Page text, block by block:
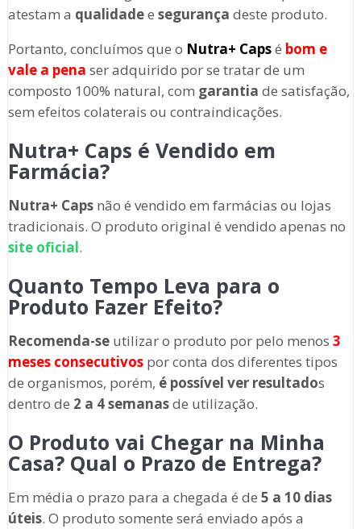
atestam a qualidadee segurança deste produto.
Portanto, concluímos que o Nutra+ Capsé bom e
vale a pena ser adquirido por se tratar de um
composto 100% natural, com garantia de satisfação,
sem efeitos colaterais ou contraindicações.
Nutra+ Caps é Vendido em
Farmácia?
Nutra+ Capsnão é vendido em farmácias ou lojas
tradicionais. O produto original é vendido apenas no
site oficial.
Quanto Tempo Leva para o
Produto Fazer Efeito?
Recomenda-seutilizar o produto por pelo menos 3
meses consecutivospor conta dos diferentes tipos
de organismos, porém, é possível ver resultados
dentro de 2 a 4 semanasde utilização.
O Produto vai Chegar na Minha
Casa? Qual o Prazo de Entrega?
Em média o prazo para a chegada é de 5 a 10 dias
úteis. O produto somente será enviado após a